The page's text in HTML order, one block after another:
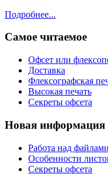
Подробнее...
Самое читаемое
Офсет или
Доставка
Флексографская
Высокая печать
Секреты офсета
Новая информация
Работа над файлами
Особенности
Секреты офсета